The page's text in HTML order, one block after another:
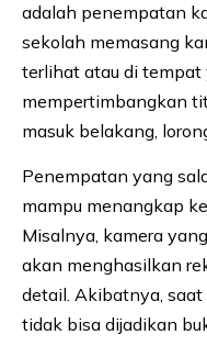
adalah penempatan
sekolah memasang
terlihat atau di tempat
mempertimbangkan
masuk belakang,
Penempatan yang
mampu menangkap
Misalnya, kamera
akan menghasilkan
detail. Akibatnya,
tidak bisa dijadikan